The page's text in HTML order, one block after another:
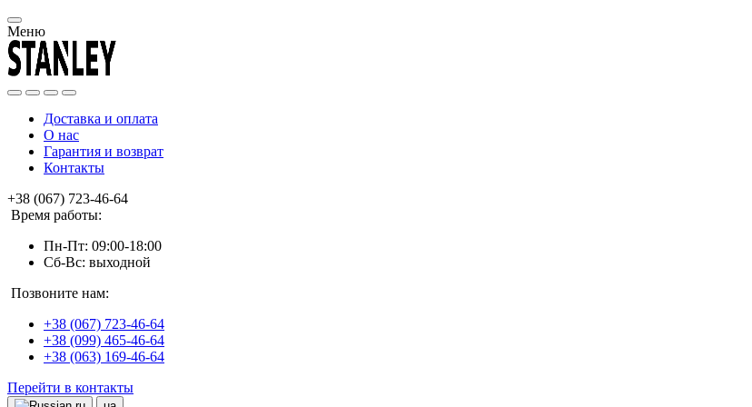
Меню
Доставка и оплата
О нас
Гарантия и возврат
Контакты
+38 (067) 723-46-64
Время работы:
Пн-Пт: 09:00-18:00
Сб-Вс: выходной
Позвоните нам:
+38 (067) 723-46-64
+38 (099) 465-46-64
+38 (063) 169-46-64
Перейти в контакты